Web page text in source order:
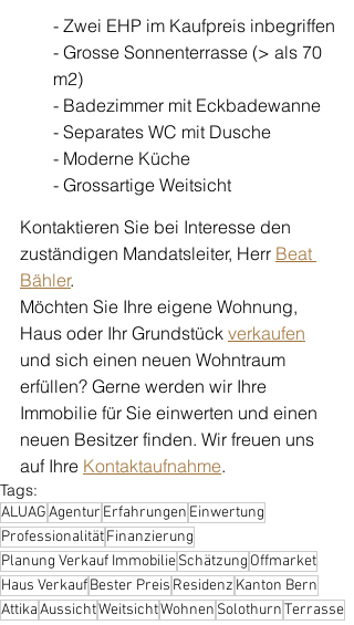
- Zwei EHP im Kaufpreis inbegriffen
- Grosse Sonnenterrasse (> als 70
m2)
- Badezimmer mit Eckbadewanne
- Separates WC mit Dusche
- Moderne Küche
- Grossartige Weitsicht
Kontaktieren Sie bei Interesse den
zuständigen Mandatsleiter, Herr Beat
Bähler.
Möchten Sie Ihre eigene Wohnung,
Haus oder Ihr Grundstück verkaufen
und sich einen neuen Wohntraum
erfüllen? Gerne werden wir Ihre
Immobilie für Sie einwerten und einen
neuen Besitzer finden. Wir freuen uns
auf Ihre Kontaktaufnahme.
Tags:
ALUAGAgentur Erfahrungen Einwertung
ProfessionalitätFinanzierung
Planung Verkauf ImmobilieSchätzung Offmarket
Haus VerkaufBester Preis Residenz Kanton Bern
AttikaAussichtWeitsichtWohnen SolothurnTerrasse